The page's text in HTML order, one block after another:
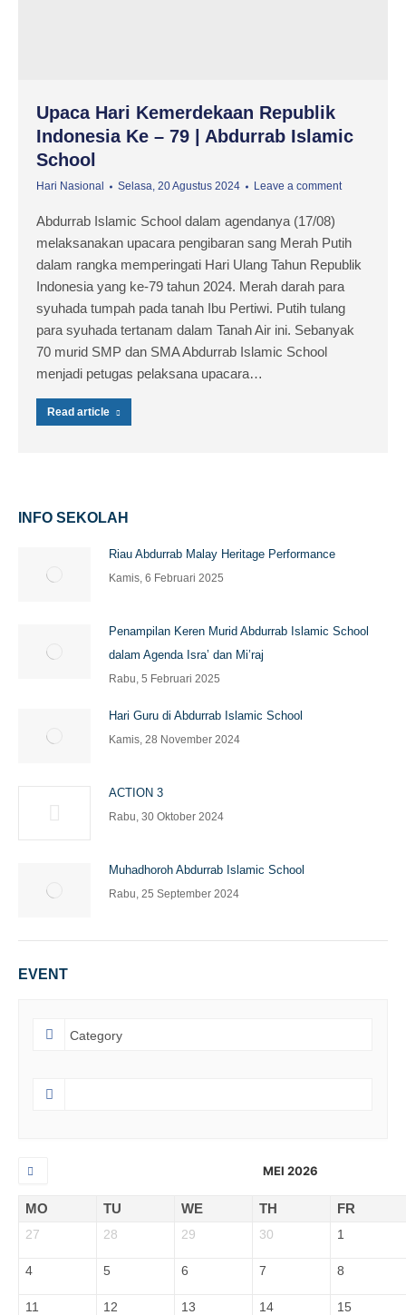
Upaca Hari Kemerdekaan Republik
Indonesia Ke – 79 | Abdurrab Islamic
School
Hari Nasional Selasa, 20 Agustus 2024 Leave a comment
Abdurrab Islamic School dalam agendanya (17/08)
melaksanakan upacara pengibaran sang Merah Putih
dalam rangka memperingati Hari Ulang Tahun Republik
Indonesia yang ke-79 tahun 2024. Merah darah para
syuhada tumpah pada tanah Ibu Pertiwi. Putih tulang
para syuhada tertanam dalam Tanah Air ini. Sebanyak
70 murid SMP dan SMA Abdurrab Islamic School
menjadi petugas pelaksana upacara…
Read article
INFO SEKOLAH
Riau Abdurrab Malay Heritage Performance
Kamis, 6 Februari 2025
Penampilan Keren Murid Abdurrab Islamic School
dalam Agenda Isra’ dan Mi’raj
Rabu, 5 Februari 2025
Hari Guru di Abdurrab Islamic School
Kamis, 28 November 2024
ACTION 3
Rabu, 30 Oktober 2024
Muhadhoroh Abdurrab Islamic School
Rabu, 25 September 2024
EVENT
MEI 2026
MO TU WE TH FR
27 28 29 30 1
4 5 6 7 8
11 12 13 14 15